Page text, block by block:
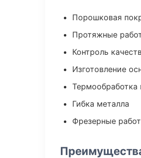
Порошковая
Протяжные
Контроль
Изготовление
Термообработка
Гибка металла
Фрезерные